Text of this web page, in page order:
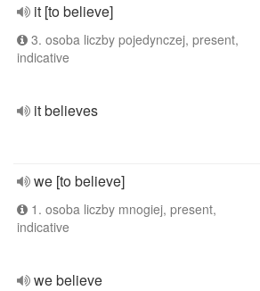
it [to believe]
3. osoba liczby pojedynczej, present,
indicative
it believes
we [to believe]
1. osoba liczby mnogiej, present,
indicative
we believe